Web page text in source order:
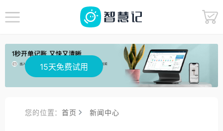
15天免费试用
您的位置：首页 新闻中心